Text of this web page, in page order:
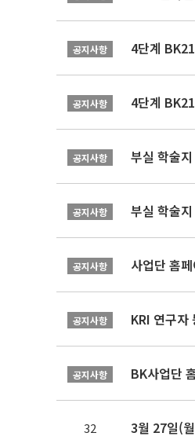
공지사항 4단계
공지사항 4단계
공지사항 부실 학술
공지사항 부실 학술
공지사항
공지사항 KRI 연구자
공지사항 BK사업단
32 3월 27일(